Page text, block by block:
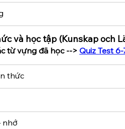
và học tập (Kunskap och
từ vựng đã học --> Quiz Test
thức
nhớ